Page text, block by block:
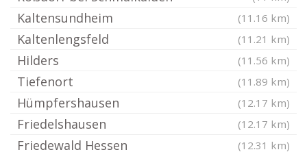
Kaltensundheim (11.16 km)
Kaltenlengsfeld (11.21 km)
Hilders (11.56 km)
Tiefenort (11.89 km)
Hümpfershausen (12.17 km)
Friedelshausen (12.17 km)
Friedewald Hessen (12.31 km)